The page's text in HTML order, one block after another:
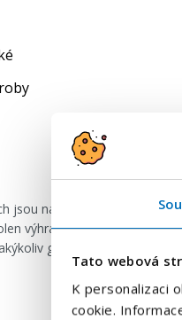
Tato webová
K personalizaci
cookie.
jsou naše inzeráty
výhradně za účelem
genderový předsudek